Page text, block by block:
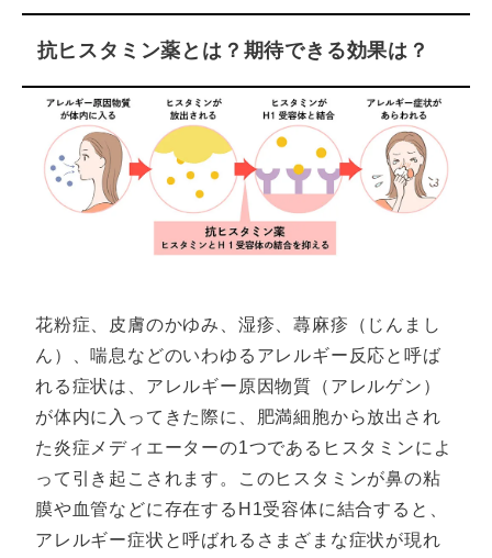
も取得し、薬と健康の相談や情報提供を
行っている。
抗ヒスタミン薬とは？期待できる効果は？
花粉症、皮膚のかゆみ、湿疹、蕁麻疹（じんまし
ん）、喘息などのいわゆるアレルギー反応と呼ば
れる症状は、アレルギー原因物質（アレルゲン）
が体内に入ってきた際に、肥満細胞から放出され
た炎症メディエーターの1つであるヒスタミンによ
って引き起こされます。このヒスタミンが鼻の粘
膜や血管などに存在するH1受容体に結合すると、
アレルギー症状と呼ばれるさまざまな症状が現れ